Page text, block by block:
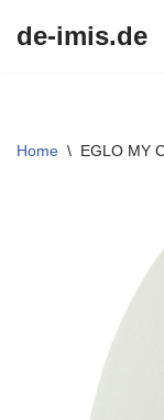
de-imis.de
Home \ EGLO MY